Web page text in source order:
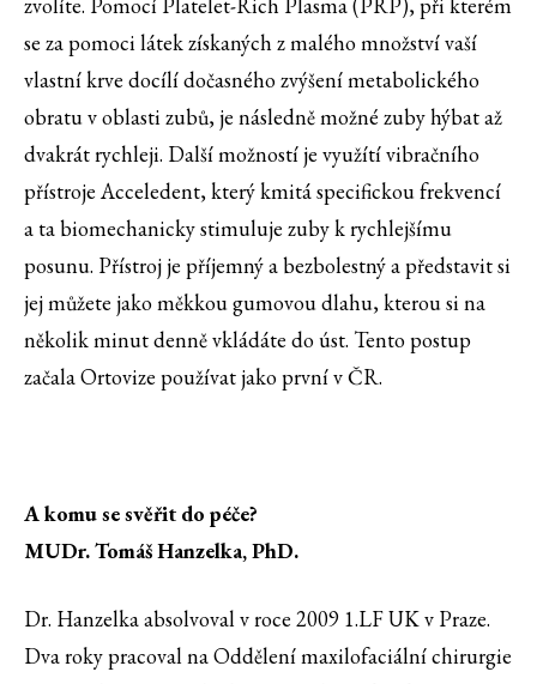
zvolíte. Pomocí Platelet-Rich Plasma (PRP), při kterém
se za pomoci látek získaných z malého množství vaší
vlastní krve docílí dočasného zvýšení metabolického
obratu v oblasti zubů, je následně možné zuby hýbat až
dvakrát rychleji. Další možností je využítí vibračního
přístroje Acceledent, který kmitá specifickou frekvencí
a ta biomechanicky stimuluje zuby k rychlejšímu
posunu. Přístroj je příjemný a bezbolestný a představit si
jej můžete jako měkkou gumovou dlahu, kterou si na
několik minut denně vkládáte do úst. Tento postup
začala Ortovize používat jako první v ČR.
A komu se svěřit do péče?
MUDr. Tomáš Hanzelka, PhD.
Dr. Hanzelka absolvoval v roce 2009 1.LF UK v Praze.
Dva roky pracoval na Oddělení maxilofaciální chirurgie